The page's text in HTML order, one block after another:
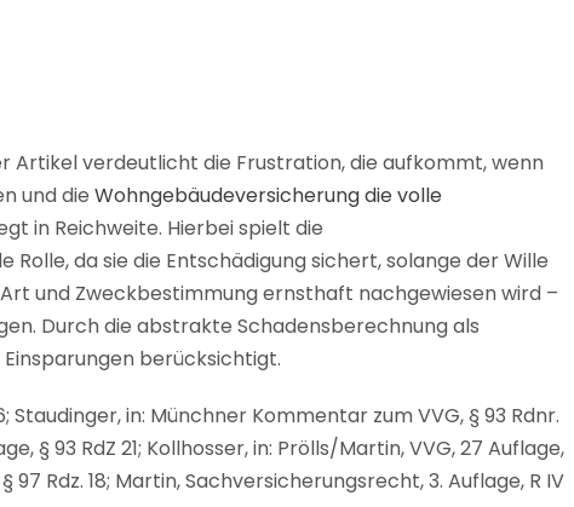
Artikel verdeutlicht die Frustration, die aufkommt, wenn
und die Wohngebäudeversicherung die volle
in Reichweite. Hierbei spielt die
da sie die Entschädigung sichert, solange der Wille
und Zweckbestimmung ernsthaft nachgewiesen wird –
Durch die abstrakte Schadensberechnung als
berücksichtigt.
Staudinger, in: Münchner Kommentar zum VVG, § 93 Rdnr.
§ 93 RdZ 21; Kollhosser, in: Prölls/Martin, VVG, 27 Auflage,
97 Rdz. 18; Martin, Sachversicherungsrecht, 3. Auflage, R IV